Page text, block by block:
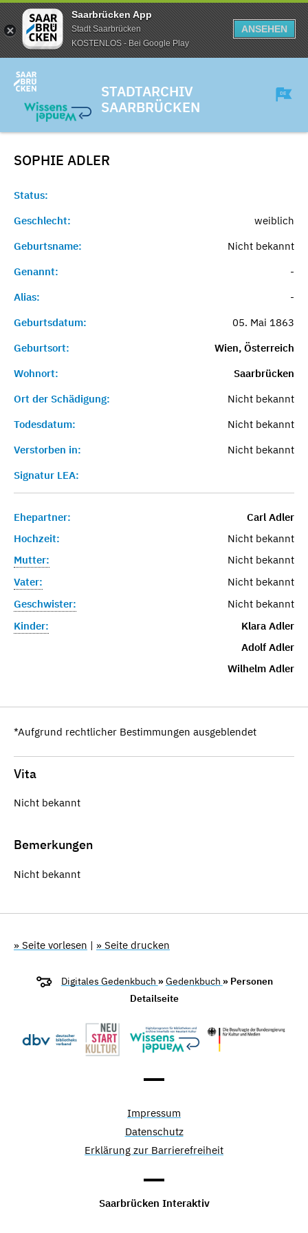
Saarbrücken App
Stadt Saarbrücken
KOSTENLOS - Bei Google Play
ANSEHEN
STADTARCHIV
SAARBRÜCKEN
SOPHIE ADLER
Status:
Geschlecht:
weiblich
Geburtsname:
Nicht bekannt
Genannt:
-
Alias:
-
Geburtsdatum:
05. Mai 1863
Geburtsort:
Wien, Österreich
Wohnort:
Saarbrücken
Ort der Schädigung:
Nicht bekannt
Todesdatum:
Nicht bekannt
Verstorben in:
Nicht bekannt
Signatur LEA:
Ehepartner:
Carl Adler
Hochzeit:
Nicht bekannt
Mutter:
Nicht bekannt
Vater:
Nicht bekannt
Geschwister:
Nicht bekannt
Kinder:
Klara Adler
Adolf Adler
Wilhelm Adler
*Aufgrund rechtlicher Bestimmungen ausgeblendet
Vita
Nicht bekannt
Bemerkungen
Nicht bekannt
» Seite vorlesen | » Seite drucken
Digitales Gedenkbuch »Gedenkbuch » Personen
Detailseite
Impressum
Datenschutz
Erklärung zur Barrierefreiheit
Saarbrücken Interaktiv